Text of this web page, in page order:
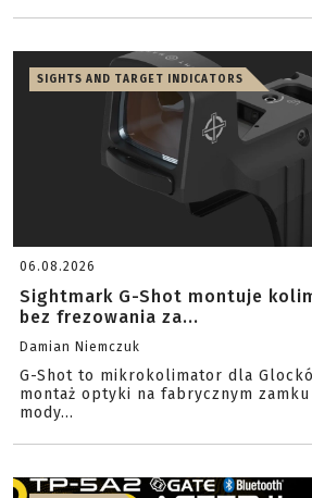
SIGHTS AND TARGET INDICATORS
06.08.2026
Sightmark G-Shot montuje
bez frezowania za...
Damian Niemczuk
G-Shot to mikrokolimator dla
montaż optyki na fabrycznym zamku
mody...